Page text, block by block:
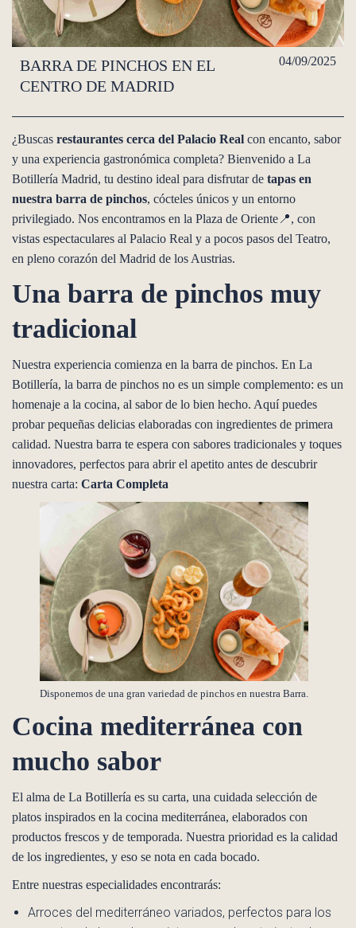
BARRA DE PINCHOS EN EL
CENTRO DE MADRID
04/09/2025
¿Buscas restaurantes cerca del Palacio Real con encanto, sabor
y una experiencia gastronómica completa? Bienvenido a La
Botillería Madrid, tu destino ideal para disfrutar de tapas en
nuestra barra de pinchos, cócteles únicos y un entorno
privilegiado. Nos encontramos en la Plaza de Oriente📍, con
vistas espectaculares al Palacio Real y a pocos pasos del Teatro,
en pleno corazón del Madrid de los Austrias.
Una barra de pinchos muy
tradicional
Nuestra experiencia comienza en la barra de pinchos. En La
Botillería, la barra de pinchos no es un simple complemento: es un
homenaje a la cocina, al sabor de lo bien hecho. Aquí puedes
probar pequeñas delicias elaboradas con ingredientes de primera
calidad. Nuestra barra te espera con sabores tradicionales y toques
innovadores, perfectos para abrir el apetito antes de descubrir
nuestra carta: Carta Completa
Disponemos de una gran variedad de pinchos en nuestra Barra.
Cocina mediterránea con
mucho sabor
El alma de La Botillería es su carta, una cuidada selección de
platos inspirados en la cocina mediterránea, elaborados con
productos frescos y de temporada. Nuestra prioridad es la calidad
de los ingredientes, y eso se nota en cada bocado.
Entre nuestras especialidades encontrarás:
Arroces del mediterráneo variados, perfectos para los